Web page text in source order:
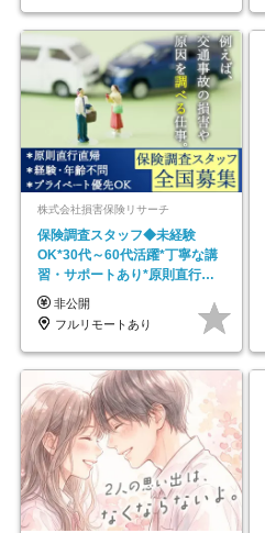
株式会社損害保険リサーチ
保険調査スタッフ◆未経験
OK*30代～60代活躍*丁寧な講
習・サポートあり*原則直行直
帰／全国募集・業務委託
非公開
フルリモートあり